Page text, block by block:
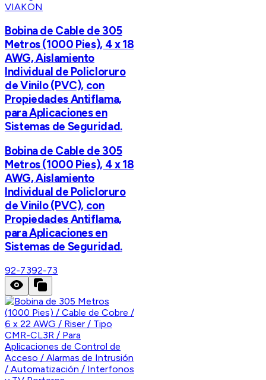
VIAKON
Bobina de Cable de 305
Metros (1000 Pies), 4 x 18
AWG, Aislamiento
Individual de Policloruro
de Vinilo (PVC), con
Propiedades Antiflama,
para Aplicaciones en
Sistemas de Seguridad.
Bobina de Cable de 305
Metros (1000 Pies), 4 x 18
AWG, Aislamiento
Individual de Policloruro
de Vinilo (PVC), con
Propiedades Antiflama,
para Aplicaciones en
Sistemas de Seguridad.
92-7392-73